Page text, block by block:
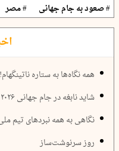
# صعود به جام جهانی
# مصر
همه نگاه‌ها به ستاره ناتینگهام!
شاید نابغه در جام جهانی ۲۰۲۶ نباشد؛ بمب مسی
نگاهی به همه نبردهای تیم
روز سرنوشت‌ساز